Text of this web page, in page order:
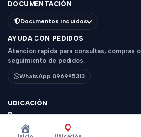
DOCUMENTACIÓN
Documentos incluidos
AYUDA CON PEDIDOS
Atencion rapida para consultas, compras o
seguimiento de pedidos.
WhatsApp 096995313
UBICACIÓN
18 de Julio 1831, Montevideo
Horario: 9 a 18 hs